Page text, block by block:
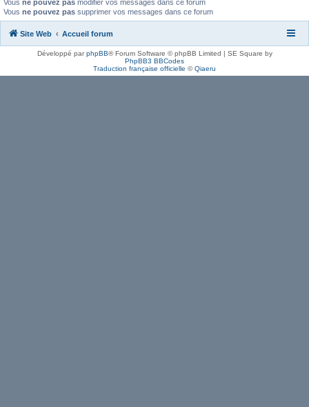
Vous ne pouvez pas modifier vos messages dans ce forum
Vous ne pouvez pas supprimer vos messages dans ce forum
Site Web Accueil forum
Développé parphpBB® Forum Software © phpBB Limited | SE Square by
PhpBB3 BBCodes
Traduction française officielle ©Qiaeru